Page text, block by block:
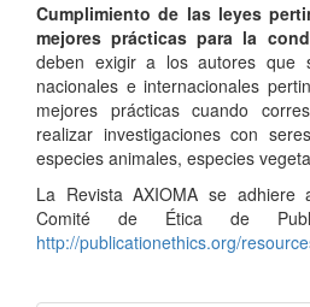
Cumplimiento de las leyes
mejores prácticas para la
deben exigir a los autores que
nacionales e internacionales
mejores prácticas cuando
realizar investigaciones con
especies animales, especies
La Revista AXIOMA se
Comité de Ética de
http://publicationethics.org/